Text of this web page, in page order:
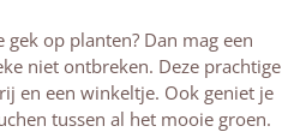
op planten? Dan mag een
niet ontbreken. Deze prachtige
en een winkeltje. Ook geniet je
tussen al het mooie groen.